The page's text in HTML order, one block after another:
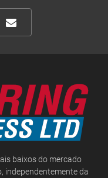
baixos do mercado
independentemente da